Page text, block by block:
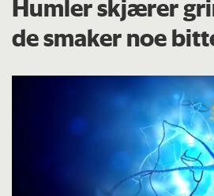
Humler skjærer
de smaker noe